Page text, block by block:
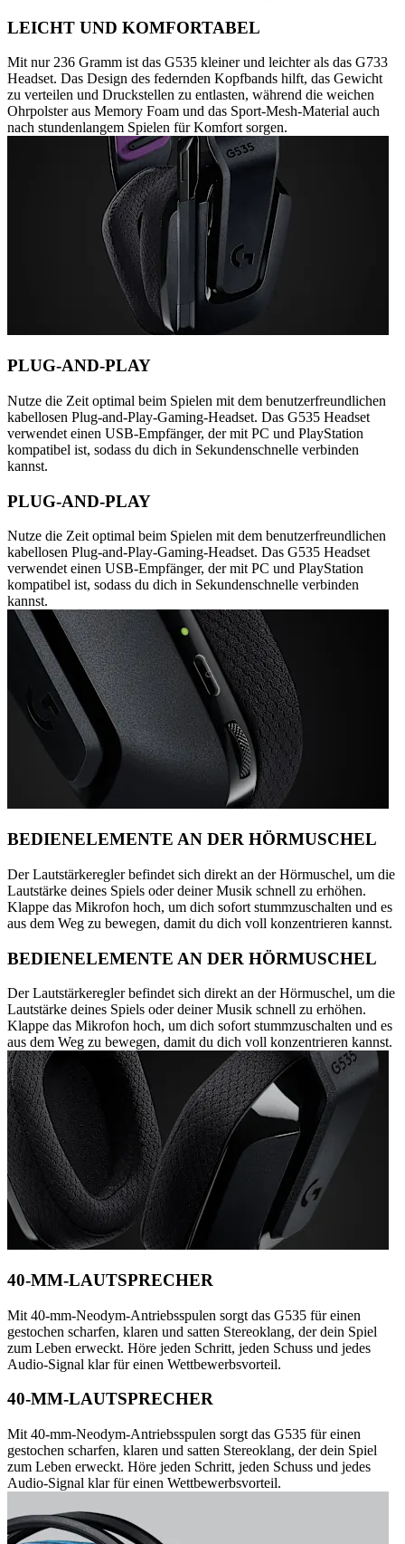
LEICHT UND KOMFORTABEL
Mit nur 236 Gramm ist das G535 kleiner und leichter als das G733
Headset. Das Design des federnden Kopfbands hilft, das Gewicht
zu verteilen und Druckstellen zu entlasten, während die weichen
Ohrpolster aus Memory Foam und das Sport-Mesh-Material auch
nach stundenlangem Spielen für Komfort sorgen.
PLUG-AND-PLAY
Nutze die Zeit optimal beim Spielen mit dem benutzerfreundlichen
kabellosen Plug-and-Play-Gaming-Headset. Das G535 Headset
verwendet einen USB-Empfänger, der mit PC und PlayStation
kompatibel ist, sodass du dich in Sekundenschnelle verbinden
kannst.
PLUG-AND-PLAY
Nutze die Zeit optimal beim Spielen mit dem benutzerfreundlichen
kabellosen Plug-and-Play-Gaming-Headset. Das G535 Headset
verwendet einen USB-Empfänger, der mit PC und PlayStation
kompatibel ist, sodass du dich in Sekundenschnelle verbinden
kannst.
BEDIENELEMENTE AN DER HÖRMUSCHEL
Der Lautstärkeregler befindet sich direkt an der Hörmuschel, um die
Lautstärke deines Spiels oder deiner Musik schnell zu erhöhen.
Klappe das Mikrofon hoch, um dich sofort stummzuschalten und es
aus dem Weg zu bewegen, damit du dich voll konzentrieren kannst.
BEDIENELEMENTE AN DER HÖRMUSCHEL
Der Lautstärkeregler befindet sich direkt an der Hörmuschel, um die
Lautstärke deines Spiels oder deiner Musik schnell zu erhöhen.
Klappe das Mikrofon hoch, um dich sofort stummzuschalten und es
aus dem Weg zu bewegen, damit du dich voll konzentrieren kannst.
40-MM-LAUTSPRECHER
Mit 40-mm-Neodym-Antriebsspulen sorgt das G535 für einen
gestochen scharfen, klaren und satten Stereoklang, der dein Spiel
zum Leben erweckt. Höre jeden Schritt, jeden Schuss und jedes
Audio-Signal klar für einen Wettbewerbsvorteil.
40-MM-LAUTSPRECHER
Mit 40-mm-Neodym-Antriebsspulen sorgt das G535 für einen
gestochen scharfen, klaren und satten Stereoklang, der dein Spiel
zum Leben erweckt. Höre jeden Schritt, jeden Schuss und jedes
Audio-Signal klar für einen Wettbewerbsvorteil.